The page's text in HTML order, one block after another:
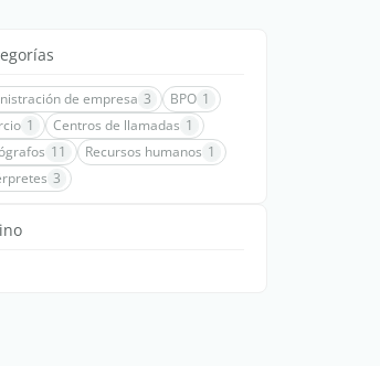
de empresa 3 BPO 1
1 Centros de llamadas 1
11 Recursos humanos 1
3